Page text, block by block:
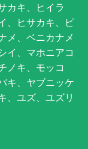
カキ、ヒイラ
、ヒサカキ、ピ
メ、ベニカナメ
イ、マホニアコ
ノキ、モッコ
キ、ヤブニッケ
、ユズ、ユズリ